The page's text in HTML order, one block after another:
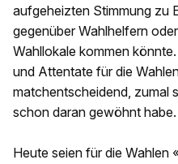
aufgeheizten Stimmung zu
gegenüber Wahlhelfern
Wahllokale kommen
und Attentate für die
matchentscheidend, zumal
schon daran gewöhnt habe.
Heute seien für die Wahlen